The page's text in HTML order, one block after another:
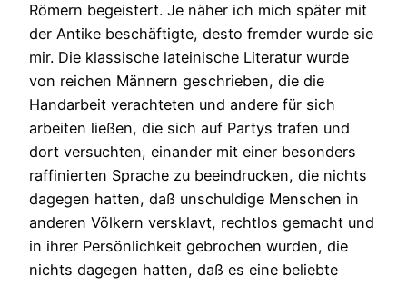
Römern begeistert. Je näher ich mich später mit
der Antike beschäftigte, desto fremder wurde sie
mir. Die klassische lateinische Literatur wurde
von reichen Männern geschrieben, die die
Handarbeit verachteten und andere für sich
arbeiten ließen, die sich auf Partys trafen und
dort versuchten, einander mit einer besonders
raffinierten Sprache zu beeindrucken, die nichts
dagegen hatten, daß unschuldige Menschen in
anderen Völkern versklavt, rechtlos gemacht und
in ihrer Persönlichkeit gebrochen wurden, die
nichts dagegen hatten, daß es eine beliebte